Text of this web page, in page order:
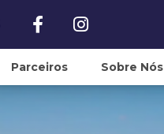
Parceiros Sobre Nós